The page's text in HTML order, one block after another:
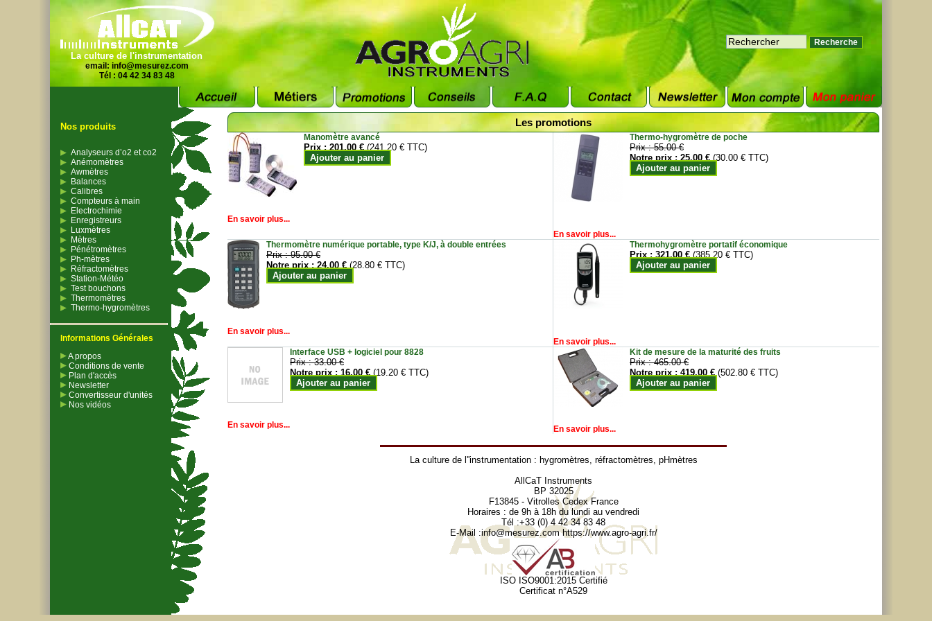
La culture de l'instrumentation
email: info@mesurez.com
Tél : 04 42 34 83 48
Nos produits
Analyseurs d’o2 et co2
Anémomètres
Awmètres
Balances
Calibres
Compteurs à main
Electrochimie
Enregistreurs
Luxmètres
Mètres
Pénétromètres
Ph-mètres
Réfractomètres
Station-Météo
Test bouchons
Thermomètres
Thermo-hygromètres
Informations Générales
A propos
Conditions de vente
Plan d'accès
Newsletter
Convertisseur d'unités
Nos vidéos
Les promotions
Manomètre avancé
Prix :201.00 € (241.20 € TTC)
Ajouter au panier
En savoir plus...
Thermo-hygromètre de poche
Prix :55.00 €
Notre prix :25.00 € (30.00 € TTC)
Ajouter au panier
En savoir plus...
Thermomètre numérique portable, type K/J, à double entrées
Prix :95.00 €
Notre prix :24.00 € (28.80 € TTC)
Ajouter au panier
En savoir plus...
Thermohygromètre portatif économique
Prix :321.00 € (385.20 € TTC)
Ajouter au panier
En savoir plus...
Interface USB + logiciel pour 8828
Prix :33.00 €
Notre prix :16.00 € (19.20 € TTC)
Ajouter au panier
En savoir plus...
Kit de mesure de la maturité des fruits
Prix :465.00 €
Notre prix :419.00 € (502.80 € TTC)
Ajouter au panier
En savoir plus...
La culture de l''instrumentation : hygromètres, réfractomètres, pHmètres
AllCaT Instruments
BP 32025
F13845 - Vitrolles Cedex France
Horaires : de 9h à 18h du lundi au vendredi
Tél :+33 (0) 4 42 34 83 48
E-Mail :info@mesurez.com https://www.agro-agri.fr/
ISO ISO9001:2015 Certifié
Certificat n°A529